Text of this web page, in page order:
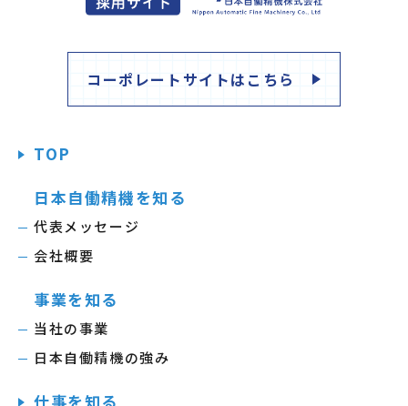
コーポレートサイトはこちら
TOP
日本自働精機を知る
代表メッセージ
会社概要
事業を知る
当社の事業
日本自働精機の強み
仕事を知る